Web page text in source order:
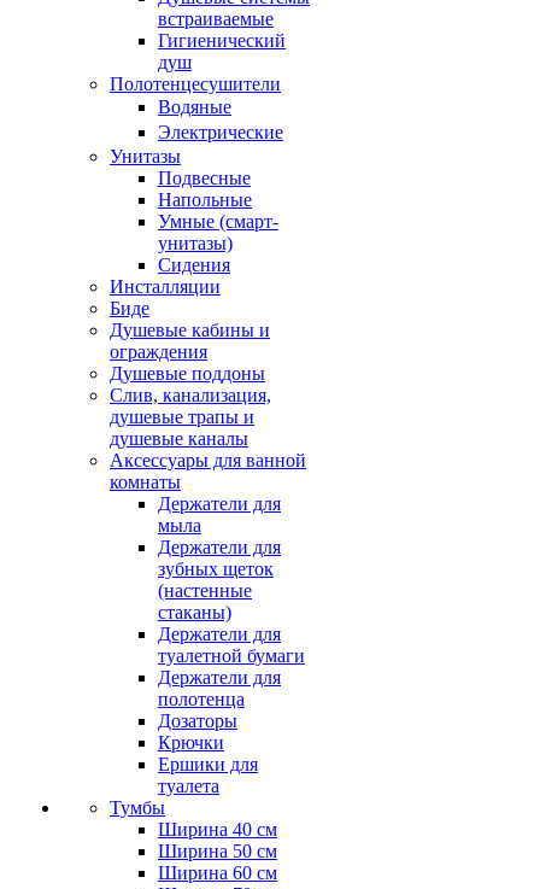
встраиваемые
Гигиенический
душ
Полотенцесушители
ㅤВодяные
ㅤЭлектрические
Унитазы
Подвесные
Напольные
Умные (смарт-
унитазы)
Сидения
Инсталляции
Биде
Душевые кабины и
ограждения
Душевые поддоны
Слив, канализация,
душевые трапы и
душевые каналы
Аксессуары для ванной
комнаты
Держатели для
мыла
Держатели для
зубных щеток
(настенные
стаканы)
Держатели для
туалетной бумаги
Держатели для
полотенца
Дозаторы
Крючки
Ершики для
туалета
Тумбы
Ширина 40 см
Ширина 50 см
Ширина 60 см